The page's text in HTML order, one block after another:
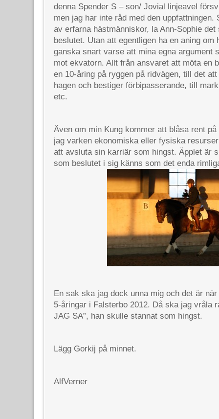
denna Spender S – son/ Jovial linjeavel
men jag har inte råd med den uppfattningen.
av erfarna hästmänniskor, la Ann-Sophie
beslutet. Utan att egentligen ha en aning om
ganska snart varse att mina egna argument
mot ekvatorn. Allt från ansvaret att möta en
en 10-åring på ryggen på ridvägen, till det
hagen och bestiger förbipasserande, till
etc.
Även om min Kung kommer att blåsa rent
jag varken ekonomiska eller fysiska
att avsluta sin karriär som hingst. Äpplet är
som beslutet i sig känns som det enda
En sak ska jag dock unna mig och det är
5-åringar i Falsterbo 2012. Då ska jag vråla
JAG SA”, han skulle stannat som hingst.
Lägg Gorkij på minnet.
AlfVerner